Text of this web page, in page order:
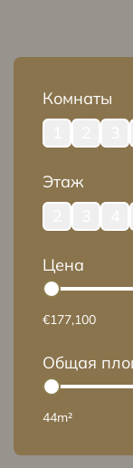
Комнаты
Этаж
Цена
€177,100
Общая
44m²